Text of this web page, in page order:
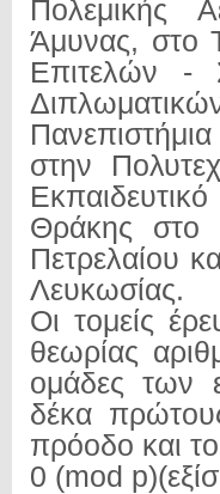
Πολεμικής
Άμυνας, στο
Επιτελών -
στην
Θράκης στο
Πετρελαίου
Λευκωσίας.
Οι τομείς
θεωρίας
ομάδες των
δέκα
πρόοδο και
0 (mod